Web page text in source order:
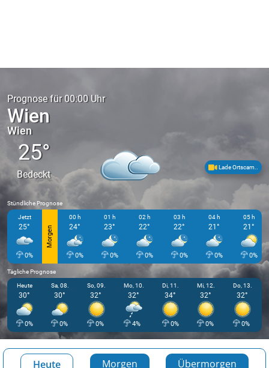
Prognose für 00:00 Uhr
Wien
Wien
25°
Bedeckt
Lade Ortscam..
Stündliche Prognose
25°
0%
Morgen
00 h
24°
0%
01 h
23°
0%
02 h
22°
0%
03 h
22°
0%
04 h
21°
0%
05 h
21°
0%
Tägliche Prognose
30°
0%
30°
0%
32°
0%
32°
4%
34°
0%
32°
0%
32°
0%
Heute Morgen Übermorgen